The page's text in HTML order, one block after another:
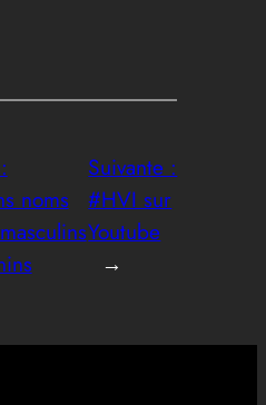
noms
Suivante :
#HVI sur
Youtube
→